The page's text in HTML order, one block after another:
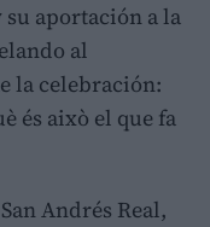
aportación a la
al
la celebración:
és això el que fa
Andrés Real,